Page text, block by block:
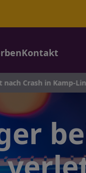
Kontakt
Lintfort